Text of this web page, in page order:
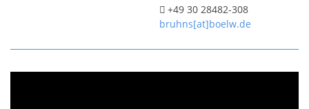
+49 30 28482-308
bruhns[at]boelw.de